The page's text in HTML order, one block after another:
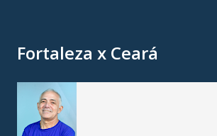
Fortaleza x Ceará